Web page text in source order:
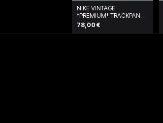
NIKE VINTAGE
*PREMIUM* TRACKPANTS
| L
78,00 €